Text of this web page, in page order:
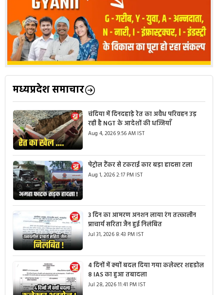
मध्यप्रदेश समाचार
चंदिया में दिनदहाड़े रेत का अवैध परिवहन उड़
रही है NGT के आदेशों की धज्जियाँ
Aug 4, 2026 9:56 AM IST
पेट्रोल टैंकर से टकराई कार बड़ा हादसा टला
Aug 1, 2026 2:17 PM IST
3 दिन का आमरण अनशन लाया रंग तत्कालीन
प्राचार्य सरिता जैन हुई निलंबित
Jul 31, 2026 8:43 PM IST
4 दिनों में क्यों बदल दिया गया कलेक्टर शहडोल
8 IAS का हुआ तबादला
Jul 28, 2026 11:41 PM IST